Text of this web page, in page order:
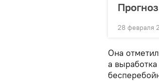
28 февраля
Она
а